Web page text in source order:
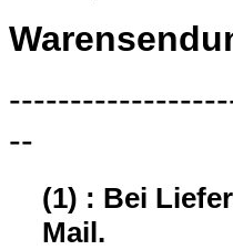
--
(1) : Bei
Mail.